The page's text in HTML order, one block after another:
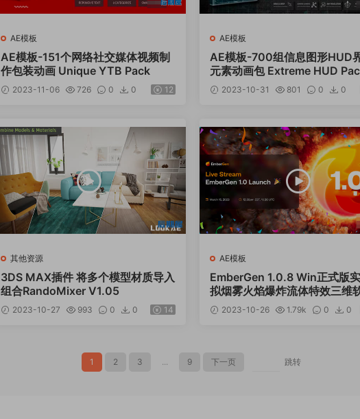
AE模板
AE模板-151个网络社交媒体视频制
作包装动画 Unique YTB Pack
2023-11-06 726 0 0 12
AE模板
AE模板-700组信息图形HUD
元素动画包 Extreme HUD
1.62023-10-31 801 0 0
其他资源
3DS MAX插件 将多个模型材质导入
组合RandoMixer V1.05
2023-10-27 993 0 0 14
AE模板
EmberGen 1.0.8 Win正式版
拟烟雾火焰爆炸流体特效三维
2023-10-26 1.79k 0 0
1 2 3 ... 9 下一页 跳转